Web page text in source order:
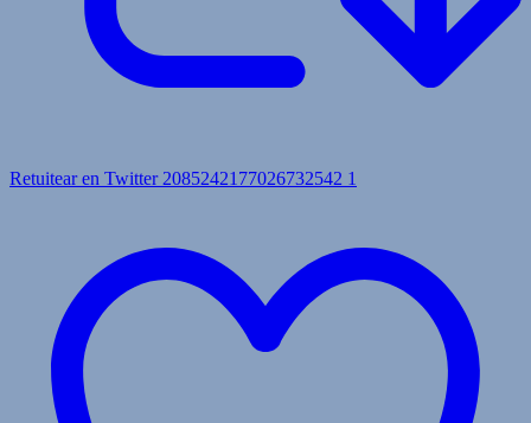
Retuitear en Twitter 2085242177026732542 1